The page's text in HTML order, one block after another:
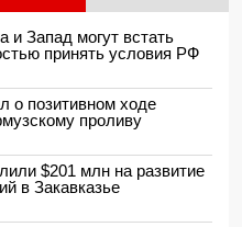
и Запад могут встать
принять условия РФ
о позитивном ходе
проливу
$201 млн на развитие
в Закавказье